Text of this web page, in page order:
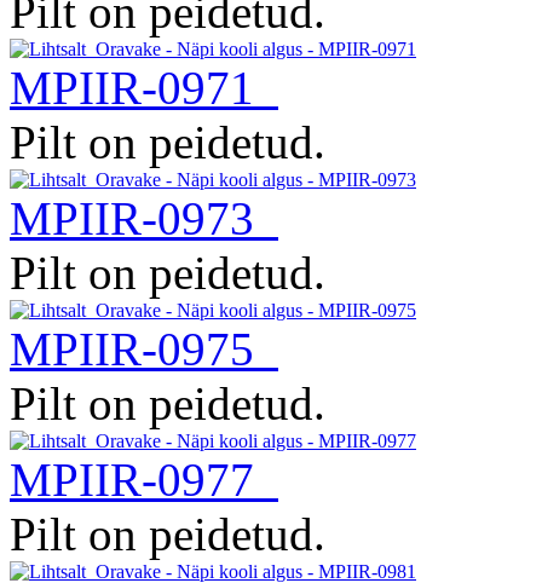
Pilt on peidetud.
MPIIR-0971
Pilt on peidetud.
MPIIR-0973
Pilt on peidetud.
MPIIR-0975
Pilt on peidetud.
MPIIR-0977
Pilt on peidetud.